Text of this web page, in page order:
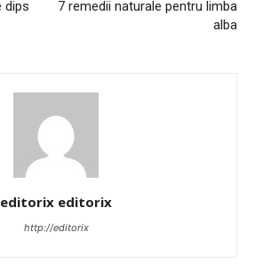
dips
7 remedii naturale pentru limba
alba
editorix editorix
http://editorix